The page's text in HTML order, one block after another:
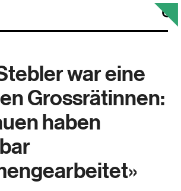
war eine
Grossrätinnen:
haben